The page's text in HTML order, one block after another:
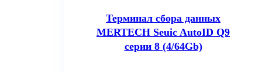
Терминал сбора данных
MERTECH Seuic AutoID Q9
серии 8 (4/64Gb)